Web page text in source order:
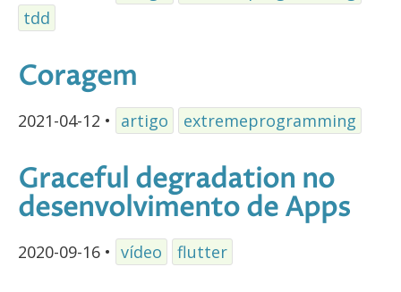
tdd
Coragem
2021-04-12 • artigo extremeprogramming
Graceful degradation no
desenvolvimento de Apps
2020-09-16 • vídeo flutter